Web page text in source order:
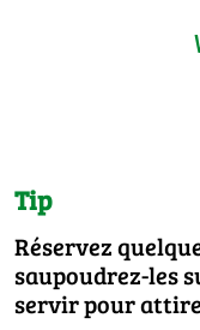
Tip
Réservez
saupoudrez-les
servir pour